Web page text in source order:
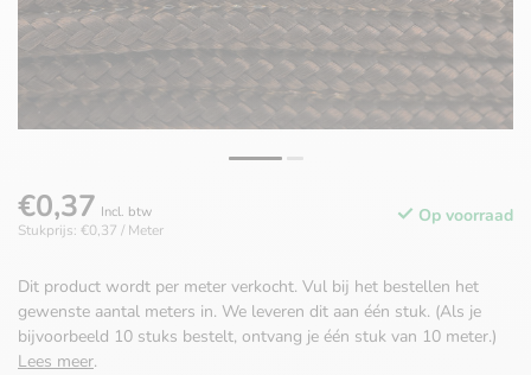
€0,37 Incl. btw
Stukprijs: €0,37 / Meter
Op voorraad
Dit product wordt per meter verkocht. Vul bij het bestellen het
gewenste aantal meters in. We leveren dit aan één stuk. (Als je
bijvoorbeeld 10 stuks bestelt, ontvang je één stuk van 10 meter.)
Lees meer.